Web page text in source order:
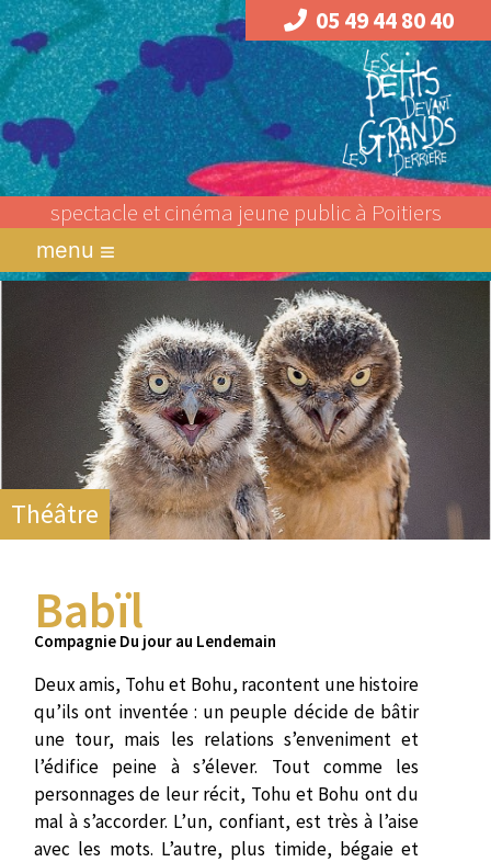
05 49 44 80 40
spectacle et cinéma jeune public à Poitiers
menu
Théâtre
Babïl
Compagnie Du jour au Lendemain
Deux amis, Tohu et Bohu, racontent une histoire
qu’ils ont inventée : un peuple décide de bâtir
une tour, mais les relations s’enveniment et
l’édifice peine à s’élever. Tout comme les
personnages de leur récit, Tohu et Bohu ont du
mal à s’accorder. L’un, confiant, est très à l’aise
avec les mots. L’autre, plus timide, bégaie et